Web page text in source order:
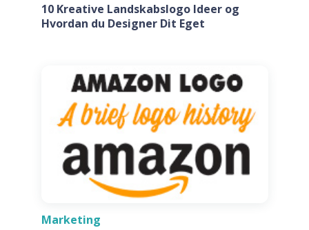
10 Kreative Landskabslogo Ideer og
Hvordan du Designer Dit Eget
Marketing